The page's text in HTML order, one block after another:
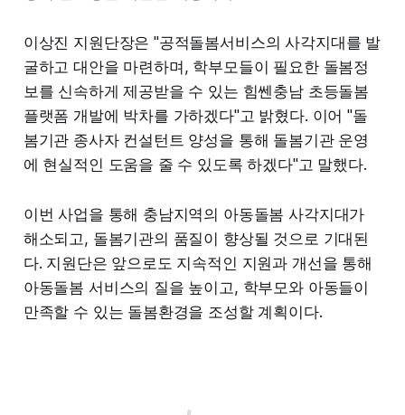
이상진 지원단장은 "공적돌봄서비스의 사각지대를 발
굴하고 대안을 마련하며, 학부모들이 필요한 돌봄정
보를 신속하게 제공받을 수 있는 힘쎈충남 초등돌봄
플랫폼 개발에 박차를 가하겠다"고 밝혔다. 이어 "돌
봄기관 종사자 컨설턴트 양성을 통해 돌봄기관 운영
에 현실적인 도움을 줄 수 있도록 하겠다"고 말했다.
이번 사업을 통해 충남지역의 아동돌봄 사각지대가
해소되고, 돌봄기관의 품질이 향상될 것으로 기대된
다. 지원단은 앞으로도 지속적인 지원과 개선을 통해
아동돌봄 서비스의 질을 높이고, 학부모와 아동들이
만족할 수 있는 돌봄환경을 조성할 계획이다.